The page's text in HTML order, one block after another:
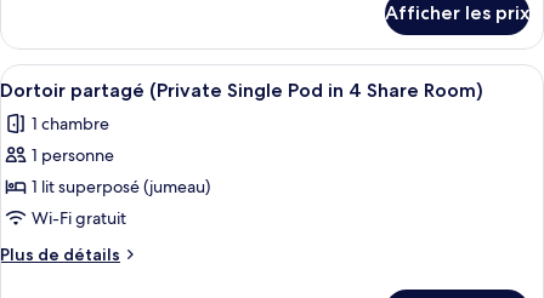
Dortoir
partagé
(Private
Single
Pod
in
10
Share
Room)
Dortoir
partagé
(Private
Pod
in
Share
Room)
Afficher les prix
Afficher
toutes
les
photos
pour
ce
type
de
Un intérieur moderne avec un lit,
5
Dortoir partagé (Private Single Pod in 4 Share Room)
1 chambre
1 personne
1 lit superposé (jumeau)
Wi-Fi gratuit
Plus de détails
Plus